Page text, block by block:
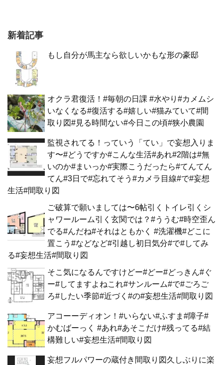
新着記事
もし自分が馬主なら欲しいかもな形の豪邸
オクラ君復活！#毎朝の日課 #水やり#カメムシ
いなくなる#復活する#嬉しい#猫みていて#間
取り図#見る時間ない#今日この頃#狭小農園
監視されてる！っていう「てい」で妄想入りま
す〜#どうですか#こんな生活#あれ#2階は#無
いのか#まいっか#実際こうだったら#てんてん
てん#3日で#忘れてそう#カメラ目線#で#妄想
生活#間取り図
ご破算で願いましては〜6帖引くトイレ引くシ
ャワールーム引く玄関では？#ううむ#時空歪ん
でる#んだね#それはともかく #洗濯機#どこに
置こう#などなど#引越し初日気分#で#してみ
る#妄想生活#間取り図
そこ気になるんですけどー#どー#どっきん#ぐ
ー#してますよねこれ#サンルーム#で#ごろご
ろ#したい季節#近づく#の#妄想生活#間取り図
アコーーディオン！#いらない#ふすま#障子#
かむばーっく #あれ#あそこだけ#残ってる#結
構難しい#妄想生活#間取り図
妄想フルパワーの蔵付き間取り図久しぶりに楽